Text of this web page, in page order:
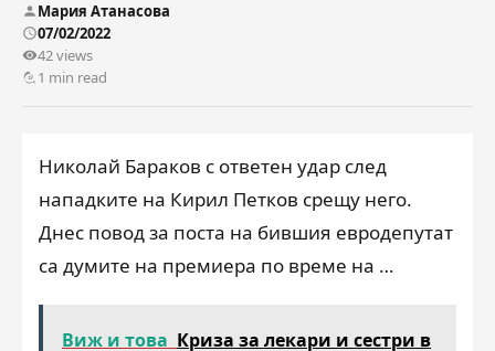
Мария Атанасова
07/02/2022
42 views
1 min read
Николай Бараков с ответен удар след
нападките на Кирил Петков срещу него.
Днес повод за поста на бившия евродепутат
са думите на премиера по време на …
Виж и това Криза за лекари и сестри в